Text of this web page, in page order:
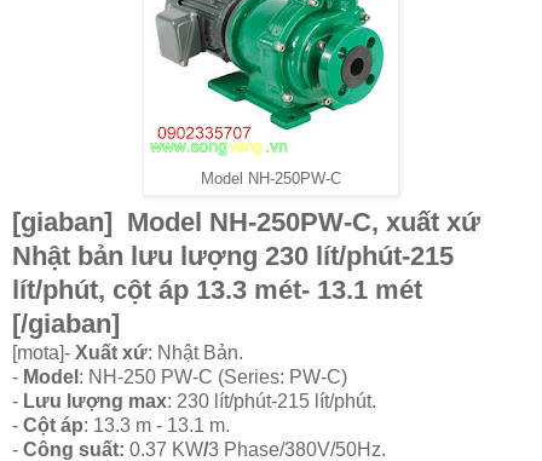
Model NH-250PW-C
[giaban] Model NH-250PW-C, xuất xứ
Nhật bản lưu lượng 230 lít/phút-215
lít/phút, cột áp 13.3 mét- 13.1 mét
[/giaban]
[mota]- Xuất xứ: Nhật Bản.
- Model : NH-250 PW-C (Series: PW-C)
- Lưu lượng max: 230 lít/phút-215 lít/phút.
- Cột áp: 13.3 m - 13.1 m.
- Công suất: 0.37 KW/3 Phase/380V/50Hz.